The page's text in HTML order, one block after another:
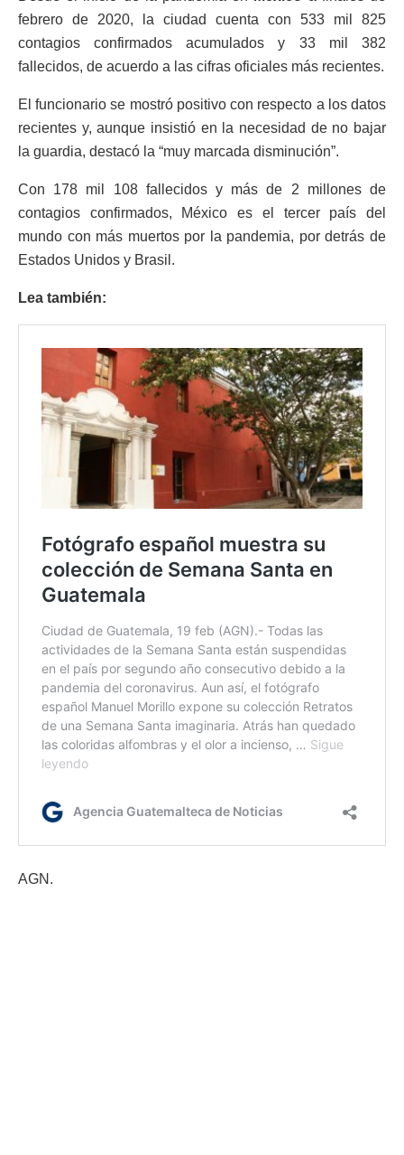
febrero de 2020, la ciudad cuenta con 533 mil 825
contagios confirmados acumulados y 33 mil 382
fallecidos, de acuerdo a las cifras oficiales más recientes.
El funcionario se mostró positivo con respecto a los datos
recientes y, aunque insistió en la necesidad de no bajar
la guardia, destacó la “muy marcada disminución”.
Con 178 mil 108 fallecidos y más de 2 millones de
contagios confirmados, México es el tercer país del
mundo con más muertos por la pandemia, por detrás de
Estados Unidos y Brasil.
Lea también:
AGN.